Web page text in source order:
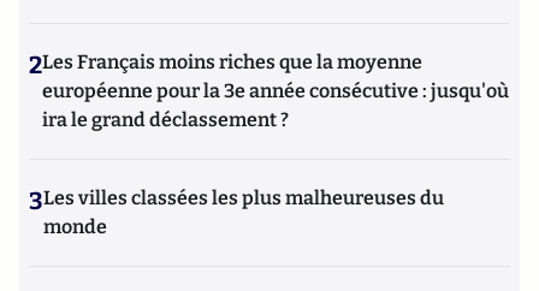
2Les Français moins riches que la moyenne
européenne pour la 3e année consécutive : jusqu'où
ira le grand déclassement ?
3Les villes classées les plus malheureuses du
monde